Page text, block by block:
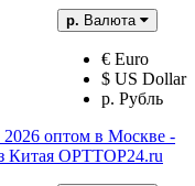
р. Валюта
€ Euro
$ US Dollar
р. Рубль